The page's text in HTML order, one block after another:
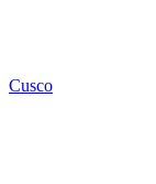
Cusco